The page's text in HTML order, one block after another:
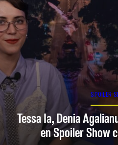
SPOILER
Tessa Ia, Denia
en Spoiler Show